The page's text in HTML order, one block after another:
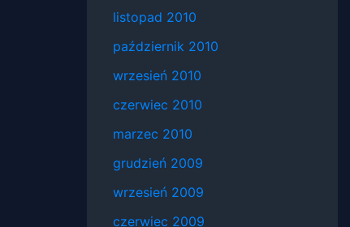
listopad 2010
październik 2010
wrzesień 2010
czerwiec 2010
marzec 2010
grudzień 2009
wrzesień 2009
czerwiec 2009